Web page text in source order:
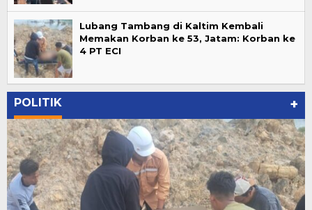
Lubang Tambang di Kaltim Kembali
Memakan Korban ke 53, Jatam: Korban ke
4 PT ECI
POLITIK +